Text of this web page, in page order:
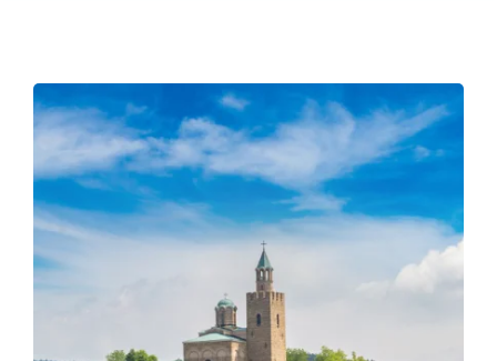
Image